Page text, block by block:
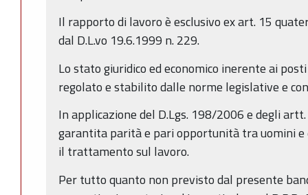
Il rapporto di lavoro è esclusivo ex art. 15
dal D.L.vo 19.6.1999 n. 229.
Lo stato giuridico ed economico inerente ai
regolato e stabilito dalle norme legislative e
In applicazione del D.Lgs. 198/2006 e degli
garantita parità e pari opportunità tra uomini e
il trattamento sul lavoro.
Per tutto quanto non previsto dal presente